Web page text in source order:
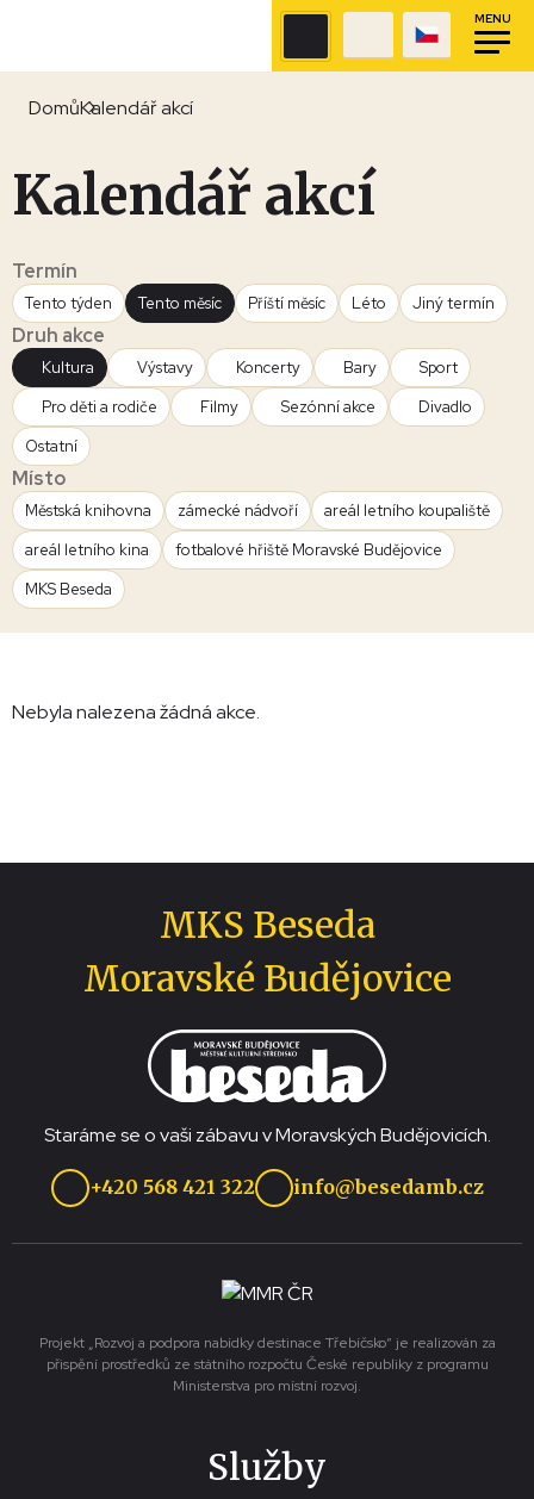
MENU
DomůKalendář akcí
Kalendář akcí
Termín
Tento týden Tento měsíc Příští měsíc Léto Jiný termín
Druh akce
Kultura Výstavy Koncerty Bary
Sport
Pro děti a rodiče
Filmy Sezónní akce
Divadlo
Ostatní
Místo
Městská knihovna zámecké nádvoří
areál letního koupaliště
areál letního kina
fotbalové hřiště Moravské Budějovice
MKS Beseda
Nebyla nalezena žádná akce.
MKS Beseda
Moravské Budějovice
Staráme se o vaši zábavu v Moravských Budějovicích.
+420 568 421 322 info@besedamb.cz
Projekt „Rozvoj a podpora nabídky destinace Třebíčsko“ je realizován za
přispění prostředků ze státního rozpočtu České republiky z programu
Ministerstva pro místní rozvoj.
Služby